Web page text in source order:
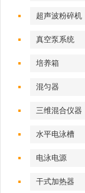
超声波粉碎机
真空泵系统
培养箱
混匀器
三维混合仪器
水平电泳槽
电泳电源
干式加热器